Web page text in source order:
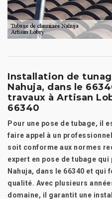
Installation de
Nahuja, dans le
travaux à Artisan
66340
Pour une pose de tubage, il
faire appel à un
soit conforme aux normes
expert en pose de tubage
Nahuja, dans le 66340 et
qualité. Avec plusieurs
domaine, il garantit une